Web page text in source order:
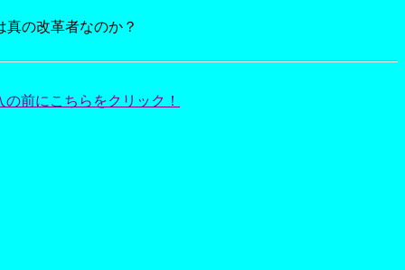
の改革者なのか？
の前にこちらをクリック！